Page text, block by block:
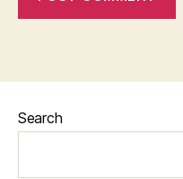
Search